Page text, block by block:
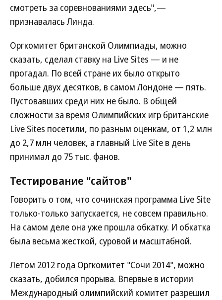
смотреть за соревнованиями здесь",—
признавалась Линда.
Оргкомитет британской Олимпиады, можно
сказать, сделал ставку на Live Sites — и не
прогадал. По всей стране их было открыто
больше двух десятков, в самом Лондоне — пять.
Пустовавших среди них не было. В общей
сложности за время Олимпийских игр британские
Live Sites посетили, по разным оценкам, от 1,2 млн
до 2,7 млн человек, а главный Live Site в день
принимал до 75 тыс. фанов.
Тестирование "сайтов"
Говорить о том, что сочинская программа Live Site
только-только запускается, не совсем правильно.
На самом деле она уже прошла обкатку. И обкатка
была весьма жесткой, суровой и масштабной.
Летом 2012 года Оргкомитет "Сочи 2014", можно
сказать, добился прорыва. Впервые в истории
Международный олимпийский комитет разрешил